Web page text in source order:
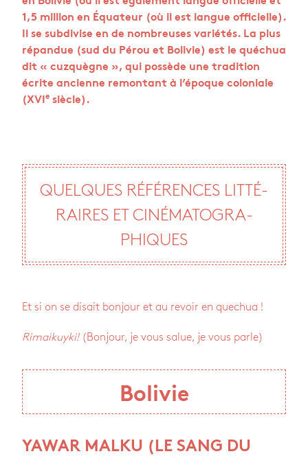
1,5 mil­lion en Équa­teur (où il est langue offi­cielle).
Il se sub­di­vise en de nom­breuses varié­tés. La plus
répan­due (sud du Pérou et Boli­vie) est le qué­chua
dit « cuz­quègne », qui pos­sède une tra­di­tion
écrite ancienne remon­tant à l’époque colo­niale
(XVI e siècle).
QUELQUES RÉFÉ­RENCES LIT­TÉ­
RAIRES ET CINÉ­MA­TO­GRA­
PHIQUES
Et si on se disait bon­jour et au revoir en que­chua !
Rimai­kuyki!(Bon­jour, je vous salue, je vous parle)
Bolivie
YAWAR MALKU (LE SANG DU